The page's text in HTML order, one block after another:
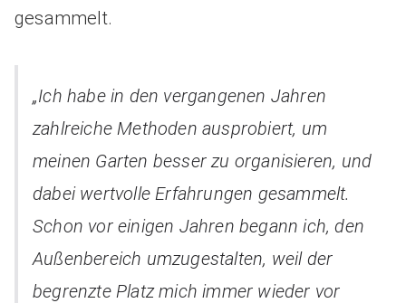
gesammelt.
„Ich habe in den vergangenen Jahren
zahlreiche Methoden ausprobiert, um
meinen Garten besser zu organisieren, und
dabei wertvolle Erfahrungen gesammelt.
Schon vor einigen Jahren begann ich, den
Außenbereich umzugestalten, weil der
begrenzte Platz mich immer wieder vor